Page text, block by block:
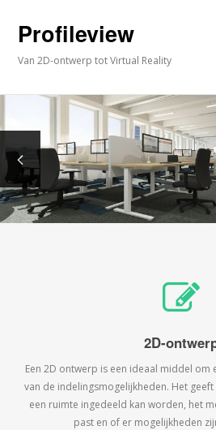
Profileview
Van 2D-ontwerp tot Virtual Reality
2D-
Een 2D ontwerp is een ideaal middel om
van de indelingsmogelijkheden. Het
een ruimte ingedeeld kan worden, het
past en of er mogelijkheden